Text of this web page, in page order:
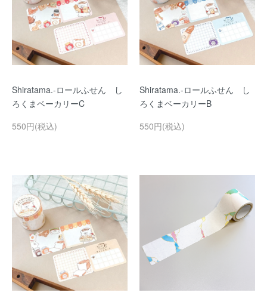
Shiratama.-ロールふせん し
ろくまベーカリーC
550円(税込)
Shiratama.-ロールふせん し
ろくまベーカリーB
550円(税込)